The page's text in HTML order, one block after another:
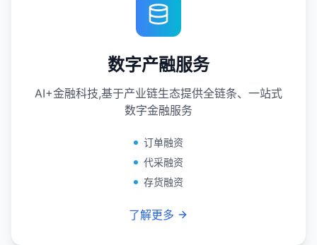
数字产融服务
AI+金融科技,基于产业链生态提供全链条、一站式
数字金融服务
订单融资
代采融资
存货融资
了解更多